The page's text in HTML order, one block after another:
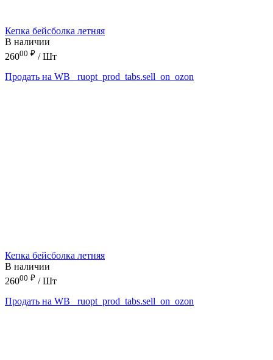
Кепка бейсболка летняя
В наличии
26000 ₽ / Шт
Продать на WB
_ruopt_prod_tabs.sell_on_ozon
Кепка бейсболка летняя
В наличии
26000 ₽ / Шт
Продать на WB
_ruopt_prod_tabs.sell_on_ozon